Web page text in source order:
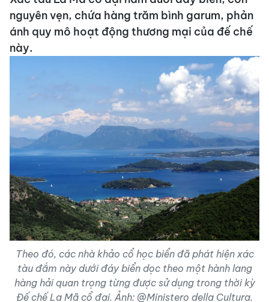
nguyên vẹn, chứa hàng trăm bình garum, phản
ánh quy mô hoạt động thương mại của đế chế
này.
Theo đó, các nhà khảo cổ học biển đã phát hiện xác
tàu đắm này dưới đáy biển dọc theo một hành lang
hàng hải quan trọng từng được sử dụng trong thời kỳ
Đế chế La Mã cổ đại. Ảnh: @Ministero della Cultura.